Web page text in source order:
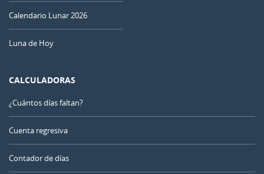
Calendario Lunar 2026
Luna de Hoy
CALCULADORAS
¿Cuántos días faltan?
Cuenta regresiva
Contador de días